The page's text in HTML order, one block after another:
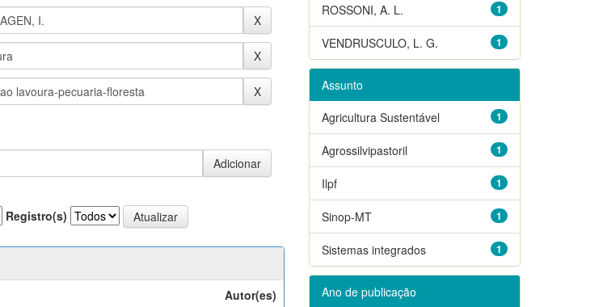
Registro(s)
Autor(es)
1
ROSSONI, A. L.
1
VENDRUSCULO, L. G.
Assunto
1
Agricultura Sustentável
1
Agrossilvipastoril
1
Ilpf
1
Sinop-MT
1
Sistemas integrados
Ano de publicação